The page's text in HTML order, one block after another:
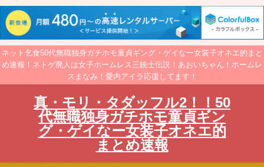
ネット乞食50代無職独身ガチホモ童貞ギング・ゲイなー女装子オネエ的まと
め速報！ネトゲ廃人は女子ホームレス三銃士伝説！あおいちゃん！ホームレ
スまなみ！愛内アイラ応援してます！
真・モリ・タダッフル2！！50
代無職独身ガチホモ童貞ギン
グ・ゲイなー女装子オネエ的
まとめ速報